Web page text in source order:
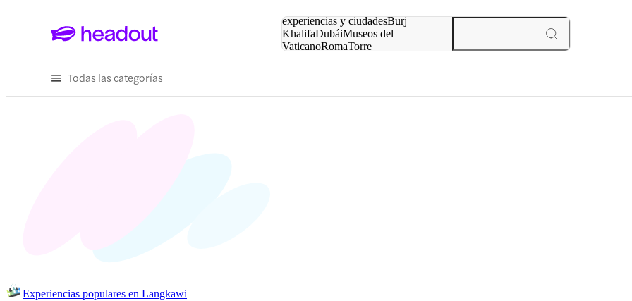
experiencias y ciudadesBurj
KhalifaDubáiMuseos del
VaticanoRomaTorre
Todas las categorías
Experiencias populares en Langkawi